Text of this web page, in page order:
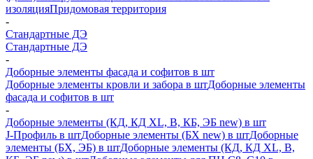
изоляцияПридомовая территория
-
Стандартные ДЭ
Стандартные ДЭ
-
Доборные элементы фасада и софитов в шт
Доборные элементы кровли и забора в штДоборные элементы
фасада и софитов в шт
-
Доборные элементы (КД, КД XL, В, КБ, ЭБ new) в шт
J-Профиль в штДоборные элементы (БХ new) в штДоборные
элементы (БХ, ЭБ) в штДоборные элементы (КД, КД XL, В,